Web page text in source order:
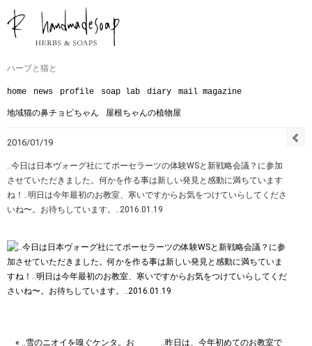
ハーブと猫と
home news profile soap lab diary mail magazine
地域猫の鼻チョビちゃん 屋根ちゃんの植物屋
2016/01/19
‥今日は日本ヴォーグ社にてポーセラーツの体験WSと新戦略会議？に参加
させていただきました。何かを作る事は新しい発見と感動に満ちています
ね！‥明日は今年最初のお教室、寒いですからお気をつけていらしてくださ
いね〜。お待ちしています。‥2016.01.19
« ‥雪のニオイを嗅ぐケンタ。お
‥昨日は、今年初めてのお教室で